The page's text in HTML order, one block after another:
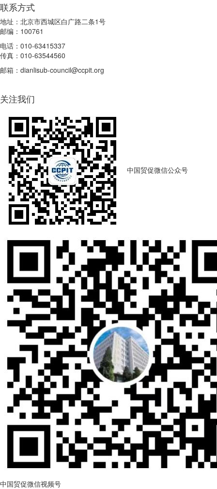
联系方式
地址：北京市西城区白广路二条1号
邮编：100761
电话：010-63415337
传真：010-63544560
邮箱：dianlisub-council@ccpit.org
关注我们
中国贸促微信公众号
中国贸促微信视频号